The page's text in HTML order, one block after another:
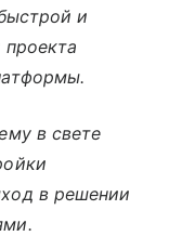
и
в свете
в решении